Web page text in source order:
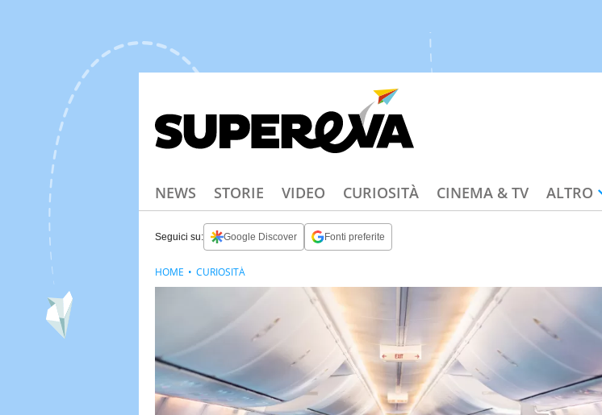
NEWS STORIE VIDEO CURIOSITÀ CINEMA & TV ALTRO
Seguici su: Google Discover Fonti preferite
HOME CURIOSITÀ